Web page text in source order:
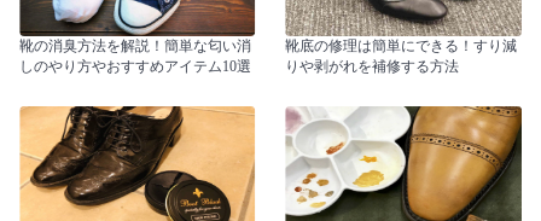
靴の消臭方法を解説！簡単な匂い消
しのやり方やおすすめアイテム10選
靴底の修理は簡単にできる！すり減
りや剥がれを補修する方法